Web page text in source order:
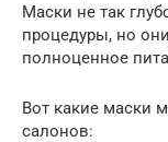
Маски не так
процедуры, но
полноценное
Вот какие маски
салонов: